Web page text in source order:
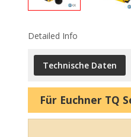
Detailed Info
Technische Daten
Für Euchner TQ